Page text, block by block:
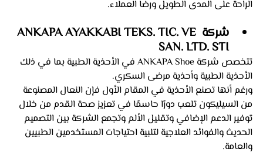
الراحة على المدى الطويل ورضا العملاء.
شركة ANKAPA AYAKKABI TEKS. TIC. VE
SAN. LTD. STI
تتخصص شركة ANKAPA Shoe في الأحذية الطبية بما في ذلك
الأحذية الطبية وأحذية مرضى السكري.
ورغم أنها تصنع الأحذية في المقام الأول فإن النعال المصنوعة
من السيليكون تلعب دورًا حاسمًا في تعزيز صحة القدم من خلال
توفير الدعم الإضافي وتقليل الألم وتجمع الشركة بين التصميم
الحديث والفوائد العلاجية لتلبية احتياجات المستخدمين الطبيين
والعامة.